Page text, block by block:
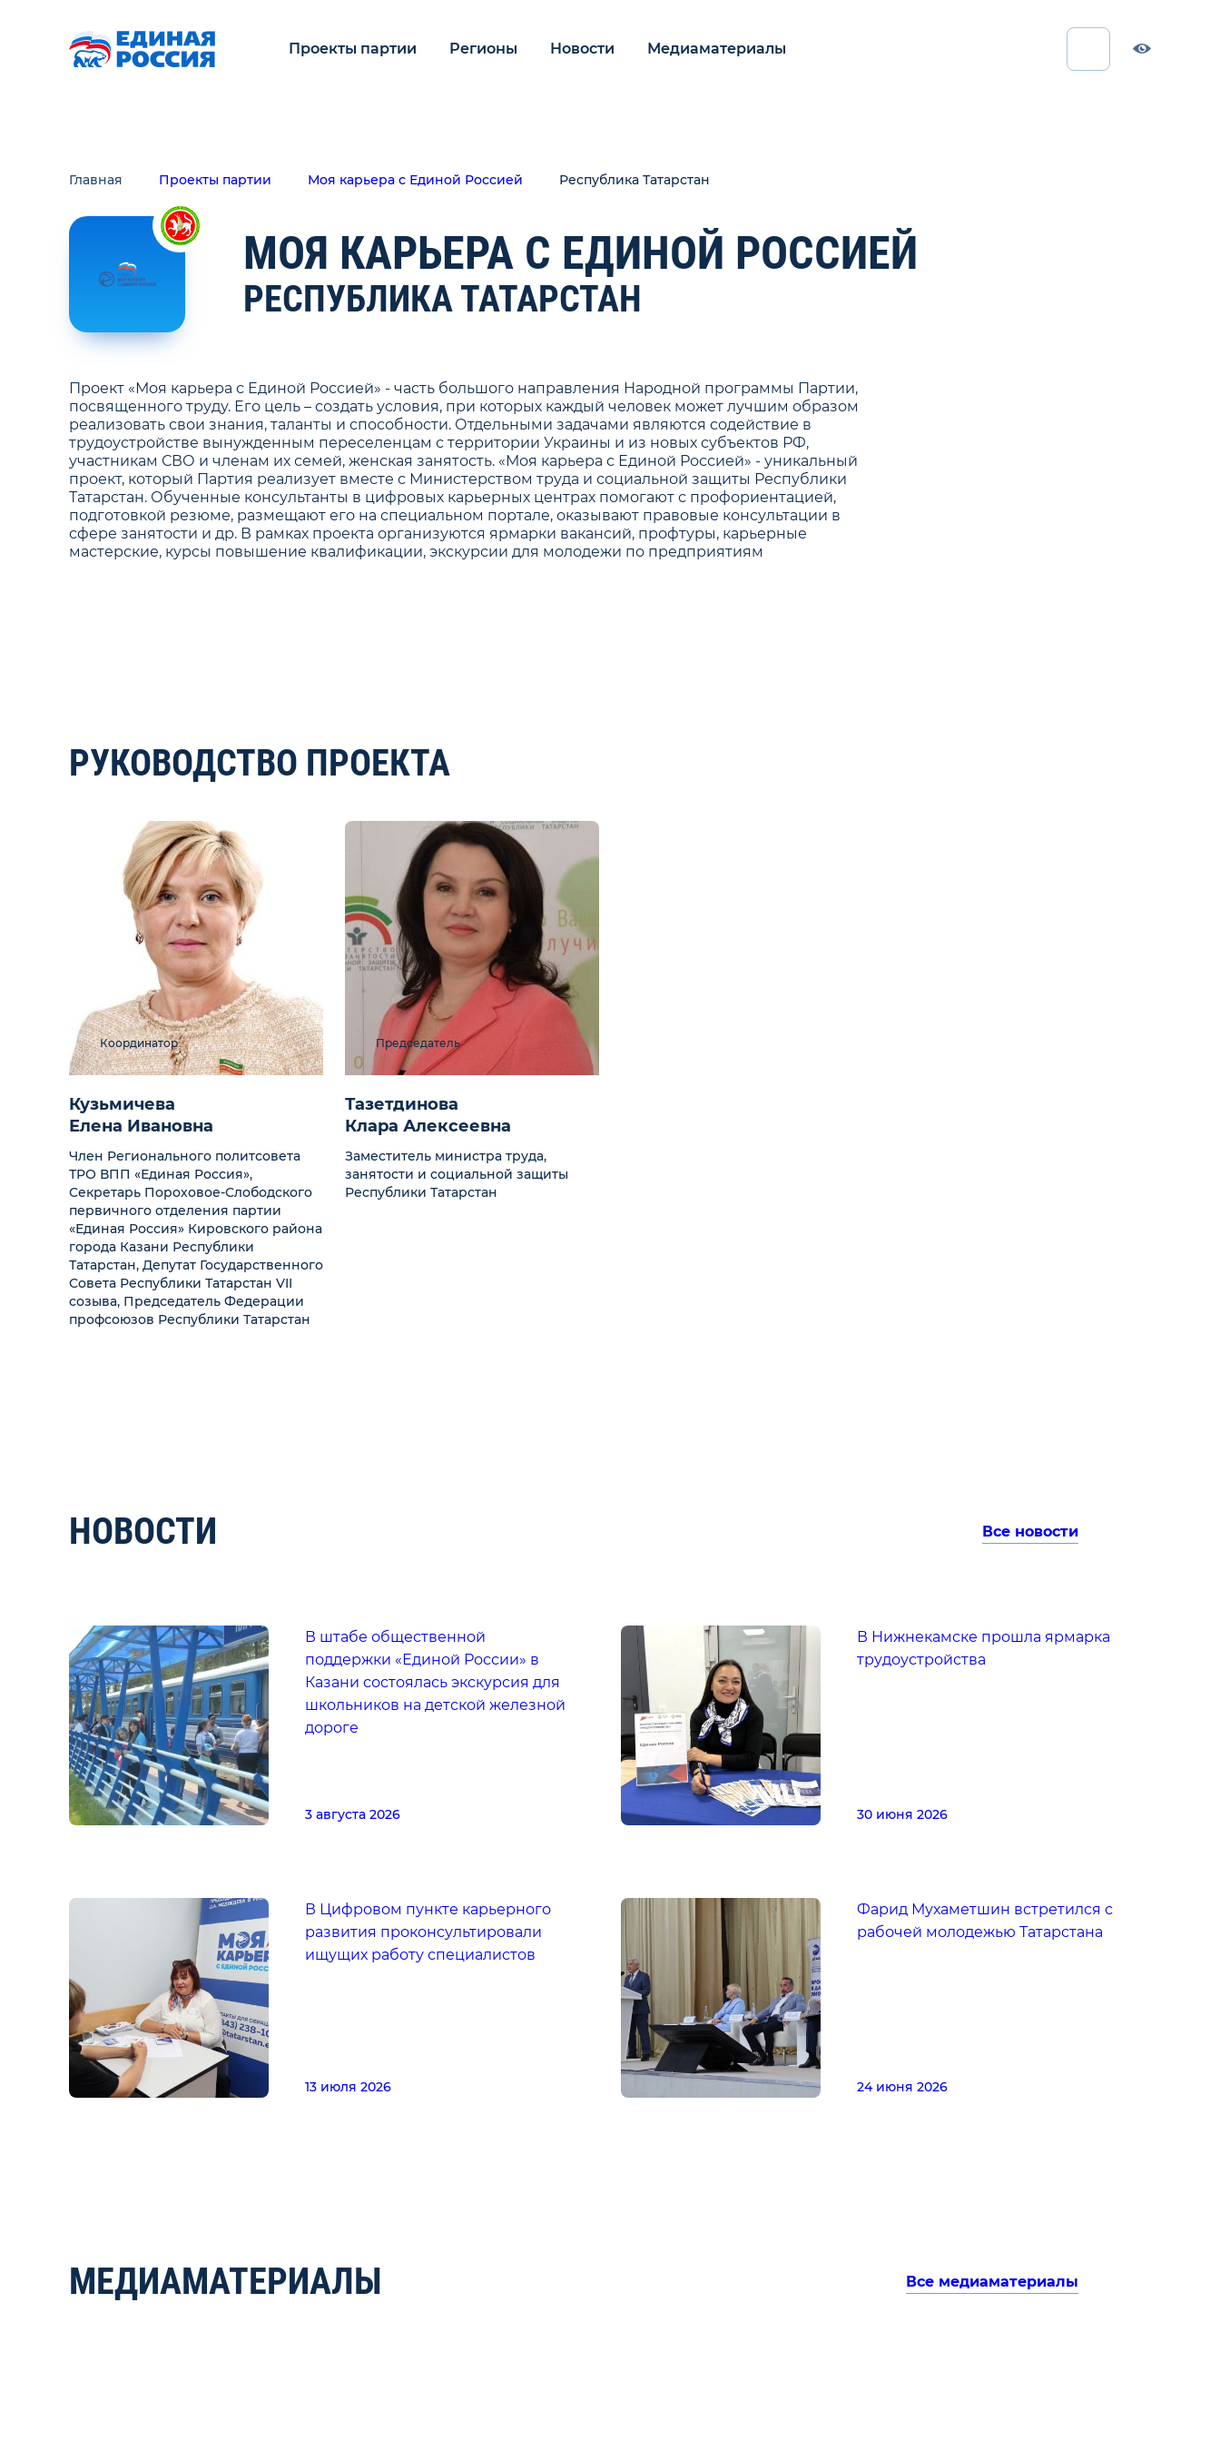
Проекты партии Регионы Новости Медиаматериалы
Главная Проекты партии Моя карьера с Единой Россией Республика Татарстан
МОЯ КАРЬЕРА С ЕДИНОЙ РОССИЕЙ
РЕСПУБЛИКА ТАТАРСТАН
Проект «Моя карьера с Единой Россией» - часть большого направления Народной программы Партии,
посвященного труду. Его цель – создать условия, при которых каждый человек может лучшим образом
реализовать свои знания, таланты и способности. Отдельными задачами являются содействие в
трудоустройстве вынужденным переселенцам с территории Украины и из новых субъектов РФ,
участникам СВО и членам их семей, женская занятость. «Моя карьера с Единой Россией» - уникальный
проект, который Партия реализует вместе с Министерством труда и социальной защиты Республики
Татарстан. Обученные консультанты в цифровых карьерных центрах помогают с профориентацией,
подготовкой резюме, размещают его на специальном портале, оказывают правовые консультации в
сфере занятости и др. В рамках проекта организуются ярмарки вакансий, профтуры, карьерные
мастерские, курсы повышение квалификации, экскурсии для молодежи по предприятиям
РУКОВОДСТВО ПРОЕКТА
Координатор
Кузьмичева
Елена Ивановна
Член Регионального политсовета
ТРО ВПП «Единая Россия»,
Секретарь Пороховое-Слободского
первичного отделения партии
«Единая Россия» Кировского района
города Казани Республики
Татарстан, Депутат Государственного
Совета Республики Татарстан VII
созыва, Председатель Федерации
профсоюзов Республики Татарстан
Председатель
Тазетдинова
Клара Алексеевна
Заместитель министра труда,
занятости и социальной защиты
Республики Татарстан
НОВОСТИ Все новости
В штабе общественной
поддержки «Единой России» в
Казани состоялась экскурсия для
школьников на детской железной
дороге
3 августа 2026
В Цифровом пункте карьерного
развития проконсультировали
ищущих работу специалистов
13 июля 2026
В Нижнекамске прошла ярмарка
трудоустройства
30 июня 2026
Фарид Мухаметшин встретился с
рабочей молодежью Татарстана
24 июня 2026
МЕДИАМАТЕРИАЛЫ Все медиаматериалы